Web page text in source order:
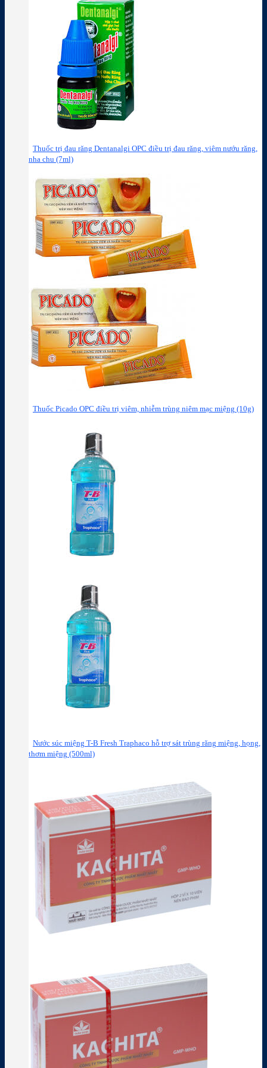
Thuốc trị đau răng Dentanalgi OPC điều trị đau răng, viêm nướu răng,
nha chu (7ml)
Thuốc Picado OPC điều trị viêm, nhiễm trùng niêm mạc miệng (10g)
Nước súc miệng T-B Fresh Traphaco hỗ trợ sát trùng răng miệng, họng,
thơm miệng (500ml)